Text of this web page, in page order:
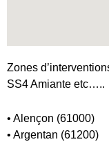
Zones
SS4 Amiante etc…..
• Alençon (61000)
• Argentan (61200)